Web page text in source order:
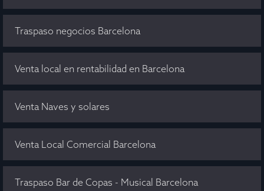
Traspaso negocios Barcelona
Venta local en rentabilidad en Barcelona
Venta Naves y solares
Venta Local Comercial Barcelona
Traspaso Bar de Copas - Musical Barcelona